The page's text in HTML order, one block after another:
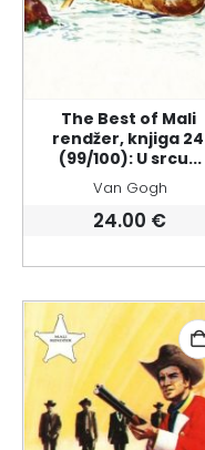
The Best of Mali
rendžer, knjiga 24
(99/100): U srcu...
Van Gogh
24.00 €